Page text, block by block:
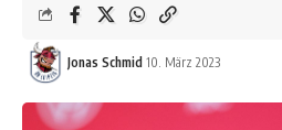
Jonas Schmid 10. März 2023